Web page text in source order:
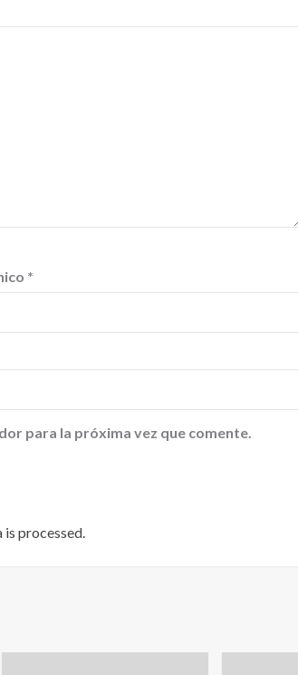
*
para la próxima vez que comente.
is processed.